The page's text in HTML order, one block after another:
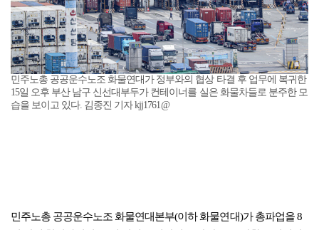
민주노총 공공운수노조 화물연대가 정부와의 협상 타결 후 업무에 복귀한
15일 오후 부산 남구 신선대부두가 컨테이너를 실은 화물차들로 분주한 모
습을 보이고 있다. 김종진 기자 kjj1761@
민주노총 공공운수노조 화물연대본부(이하 화물연대)가 총파업을 8